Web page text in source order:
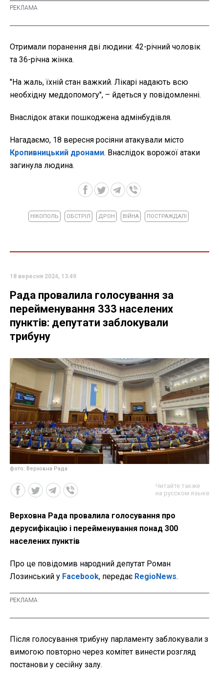
Отримали поранення дві людини: 42-річний чоловік
та 36-річна жінка.
"На жаль, їхній стан важкий. Лікарі надають всю
необхідну меддопомогу", – йдеться у повідомленні.
Внаслідок атаки пошкоджена адмінбудівля.
Нагадаємо, 18 вересня росіяни атакували місто
Кропивницький дронами. Внаслідок ворожої атаки
загинула людина.
НІКОПОЛЬ ОБСТРІЛ ДРОН ВІЙНА ПОСТРАЖДАЛІ
18 вересня 2024, 13:49
Рада провалила голосування за
перейменування 333 населених
пунктів: депутати заблокували
трибуну
фото: Верховна Рада
Читайте также
на русском языке
Верховна Рада провалила голосування про
дерусифікацію і перейменування понад 300
населених пунктів
Про це повідомив народний депутат Роман
Лозинський у Facebook, передає RegioNews.
Після голосування трибуну парламенту заблокували з
вимогою повторно через комітет винести розгляд
постанови у сесійну залу.